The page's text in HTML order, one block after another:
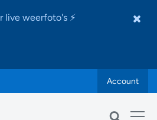
live weerfoto's ⚡
Account